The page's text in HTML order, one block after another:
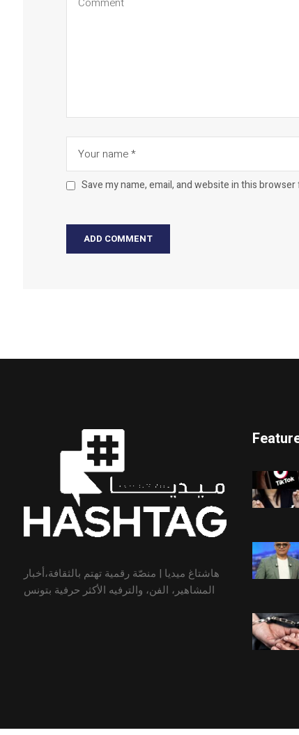
Save my name, email, and website in this
هاشتاغ ميديا | منصّة رقمية تهتم بالثقافة،أخبار
المشاهير، الفن، والترفيه الأكثر حرفية بتونس